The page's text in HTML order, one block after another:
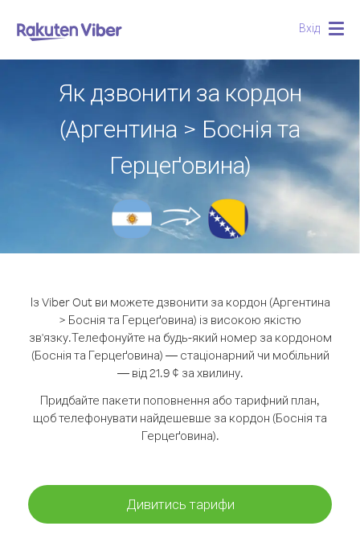
Вхід
Як дзвонити за кордон
(Аргентина > Боснія та
Герцеґовина)
Із Viber Out ви можете дзвонити за кордон (Аргентина
> Боснія та Герцеґовина) із високою якістю
зв'язку.Телефонуйте на будь-який номер за кордоном
(Боснія та Герцеґовина) — стаціонарний чи мобільний
— від 21.9 ¢ за хвилину.
Придбайте пакети поповнення або тарифний план,
щоб телефонувати найдешевше за кордон (Боснія та
Герцеґовина).
Дивитись тарифи